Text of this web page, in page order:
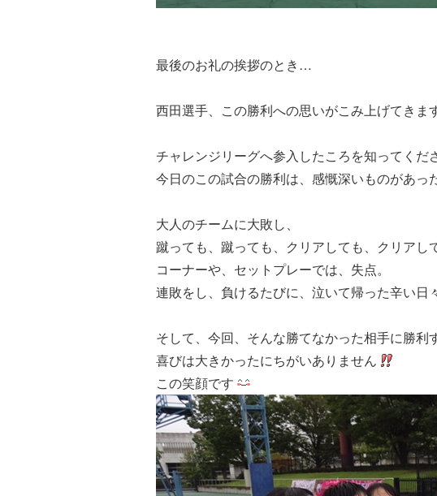
最後のお礼の挨拶のとき…
西田選手、この勝利への思いがこみ上げてきます
チャレンジリーグへ参入したころを知ってくだ
今日のこの試合の勝利は、感慨深いものがあっ
大人のチームに大敗し、
蹴っても、蹴っても、クリアしても、クリアし
コーナーや、セットプレーでは、失点。
連敗をし、負けるたびに、泣いて帰った辛い日
そして、今回、そんな勝てなかった相手に勝利
喜びは大きかったにちがいありません
この笑顔です